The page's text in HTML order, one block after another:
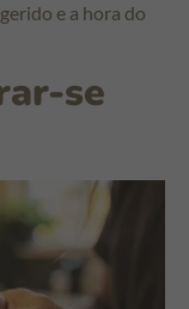
e a hora do
se